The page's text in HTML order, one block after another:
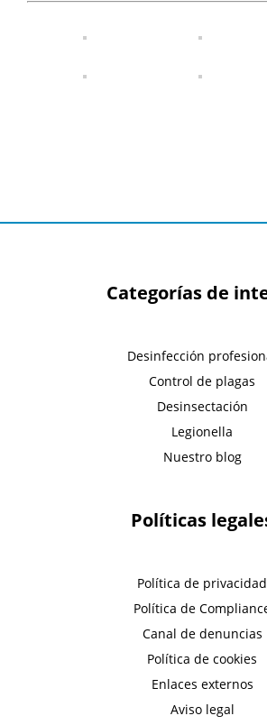
Categorías de
Desinfección
Control de plagas
Desinsectación
Legionella
Nuestro blog
Políticas
Política de privacidad
Política de
Canal de denuncias
Política de cookies
Enlaces externos
Aviso legal